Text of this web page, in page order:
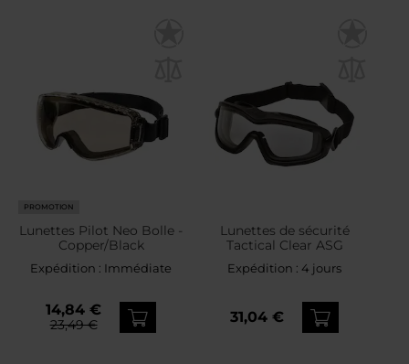
PROMOTION
Lunettes Pilot Neo Bolle -
Copper/Black
Expédition : Immédiate
14,84 €
23,49 €
Lunettes de sécurité
Tactical Clear ASG
Expédition : 4 jours
31,04 €